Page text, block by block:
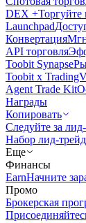
DEX +
Launchpad
Конвертация
API торговля
Toobit Synapse
Toobit x
Agent Trade Kit
Награды
Копировать
Следуйте за
Набор лид-
Еще
Финансы
EarnНачните
Промо
Брокерская